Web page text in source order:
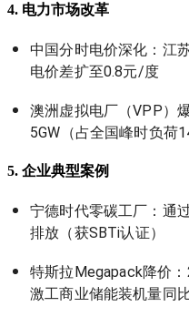
4. 电力市场改革
中国分时电价深化：江
电价差扩至0.8元/度
澳洲虚拟电厂（VPP）
5GW（占全国峰时负荷
5. 企业典型案例
宁德时代零碳工厂：通
排放（获SBTi认证）
特斯拉Megapack降价
激工商业储能装机量同比